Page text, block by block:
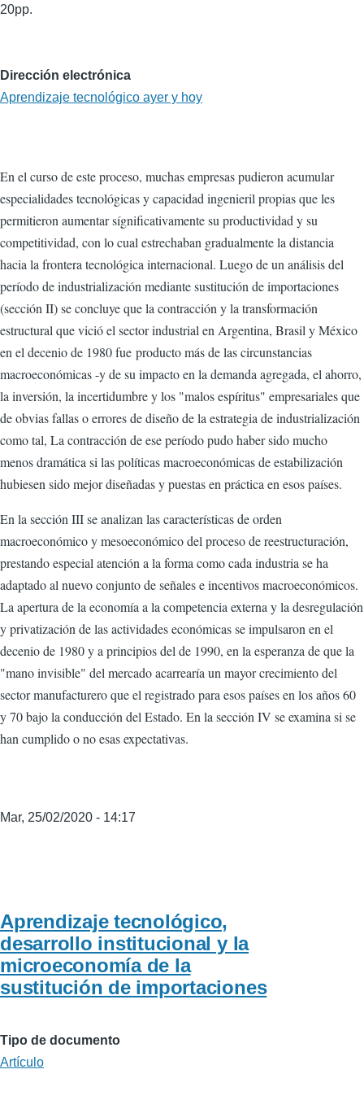
20pp.
Dirección electrónica
Aprendizaje tecnológico ayer y hoy
En el curso de este proceso, muchas empresas pudieron acumular
especialidades tecnológicas y capacidad ingenieril propias que les
permitieron aumentar sígnificativamente su productividad y su
competitividad, con lo cual estrechaban gradualmente la distancia
hacia la frontera tecnológica internacional. Luego de un análisis del
período de industrialización mediante sustitución de importaciones
(sección II) se concluye que la contracción y la transformación
estructural que vició el sector industrial en Argentina, Brasil y México
en el decenio de 1980 fue producto más de las circunstancias
macroeconómicas -y de su impacto en la demanda agregada, el ahorro,
la inversión, la incertidumbre y los "malos espíritus" empresariales que
de obvias fallas o errores de diseño de la estrategia de industrialización
como tal, La contracción de ese período pudo haber sido mucho
menos dramática si las políticas macroeconómicas de estabilización
hubiesen sido mejor diseñadas y puestas en práctica en esos países.
En la sección III se analizan las características de orden
macroeconómico y mesoeconómico del proceso de reestructuración,
prestando especial atención a la forma como cada industria se ha
adaptado al nuevo conjunto de señales e incentivos macroeconómicos.
La apertura de la economía a la competencia externa y la desregulación
y privatización de las actividades económicas se impulsaron en el
decenio de 1980 y a principios del de 1990, en la esperanza de que la
"mano invisible" del mercado acarrearía un mayor crecimiento del
sector manufacturero que el registrado para esos países en los años 60
y 70 bajo la conducción del Estado. En la sección IV se examina si se
han cumplido o no esas expectativas.
Mar, 25/02/2020 - 14:17
Aprendizaje tecnológico,
desarrollo institucional y la
microeconomía de la
sustitución de importaciones
Tipo de documento
Artículo